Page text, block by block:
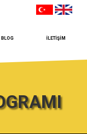
BLOG İLETİŞİM